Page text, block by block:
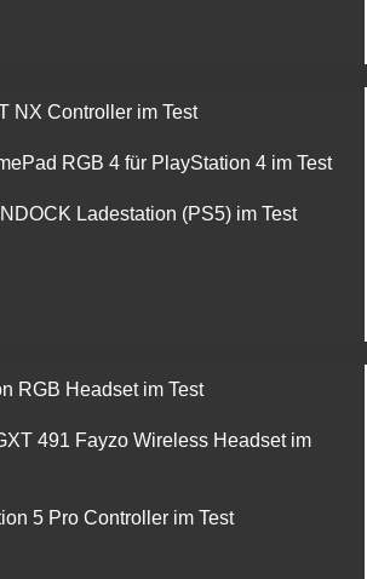
NX Controller im Test
RGB 4 für PlayStation 4 im Test
Ladestation (PS5) im Test
RGB Headset im Test
491 Fayzo Wireless Headset im
5 Pro Controller im Test